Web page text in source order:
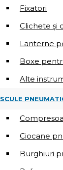
Fixatori
Clichete și
Lanterne
Boxe
Alte
SCULE
Ciocane
Burghiuri